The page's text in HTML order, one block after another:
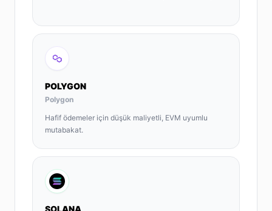
POLYGON
Polygon
Hafif ödemeler için düşük maliyetli, EVM uyumlu
mutabakat.
SOLANA